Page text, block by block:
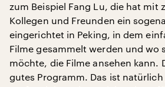
zum Beispiel Fang Lu, die hat mit
Kollegen und Freunden ein
eingerichtet in Peking, in dem
Filme gesammelt werden und wo
möchte, die Filme ansehen kann.
gutes Programm. Das ist